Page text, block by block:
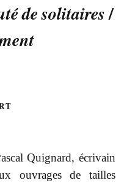
de solitaires/
Quignard, écrivain
ouvrages de tailles